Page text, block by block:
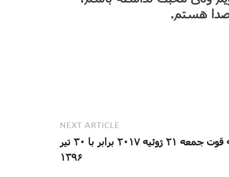
هستم.
NEXT ARTICLE
آیه قوت جمعه ۲۱ ژوئیه ۲۰۱۷ برابر با ۳۰ تیر
۱۳۹۶